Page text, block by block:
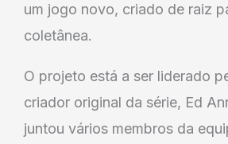
um jogo novo, criado de raiz
coletânea.
O projeto está a ser liderado
criador original da série, Ed
juntou vários membros da